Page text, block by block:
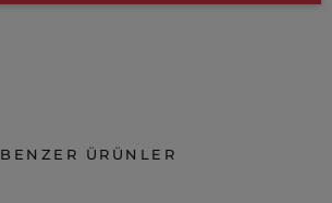
BENZER ÜRÜNLER